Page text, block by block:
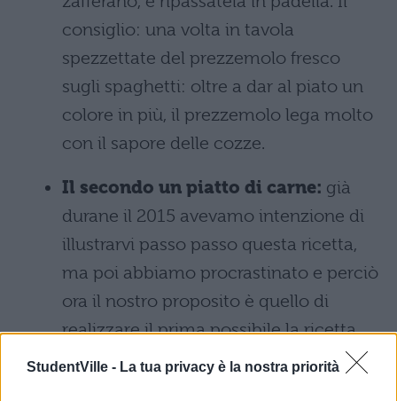
StudentVille - La tua privacy è la nostra priorità
consiglio: una volta in tavola
spezzettate del prezzemolo fresco
sugli spaghetti: oltre a dar al piato un
colore in più, il prezzemolo lega molto
con il sapore delle cozze.
Il secondo un piatto di carne: già
durane il 2015 avevamo intenzione di
illustrarvi passo passo questa ricetta,
ma poi abbiamo procrastinato e perciò
ora il nostro proposito è quello di
realizzare il prima possibile la ricetta
del polpettone di carne ripieno.